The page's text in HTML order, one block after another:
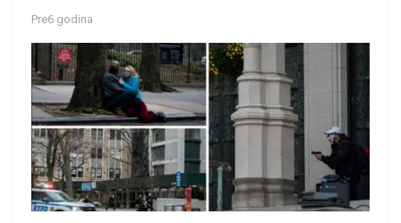
Pre6 godina